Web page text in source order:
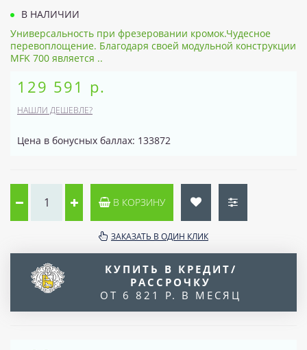
В НАЛИЧИИ
Универсальность при фрезеровании кромок.Чудесное
перевоплощение. Благодаря своей модульной конструкции
MFK 700 является ..
129 591 р.
НАШЛИ ДЕШЕВЛЕ?
Цена в бонусных баллах: 133872
В КОРЗИНУ
ЗАКАЗАТЬ В ОДИН КЛИК
КУПИТЬ В КРЕДИТ/
РАССРОЧКУ
ОТ 6 821 Р. В МЕСЯЦ